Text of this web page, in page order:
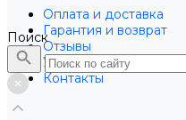
Оплата и доставка
Гарантия и возврат
Отзывы
Услуги
Контакты
Поиск